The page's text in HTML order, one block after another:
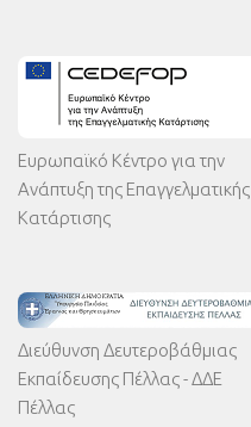
Ευρωπαϊκό Κέντρο για την
Ανάπτυξη της Επαγγελματικής
Κατάρτισης
Διεύθυνση Δευτεροβάθμιας
Εκπαίδευσης Πέλλας - ΔΔΕ
Πέλλας